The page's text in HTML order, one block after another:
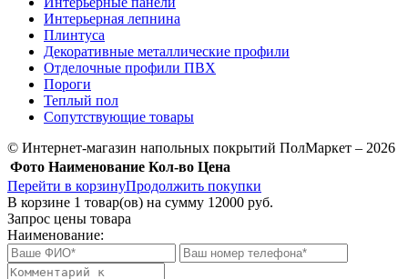
Интерьерная лепнина
Плинтуса
Декоративные металлические профили
Отделочные профили ПВХ
Пороги
Теплый пол
Сопутствующие товары
© Интернет-магазин напольных покрытий ПолМаркет – 2026
Фото Наименование Кол-во Цена
Перейти в корзинуПродолжить покупки
В корзине 1 товар(ов) на сумму 12000 руб.
Запрос цены товара
Наименование: